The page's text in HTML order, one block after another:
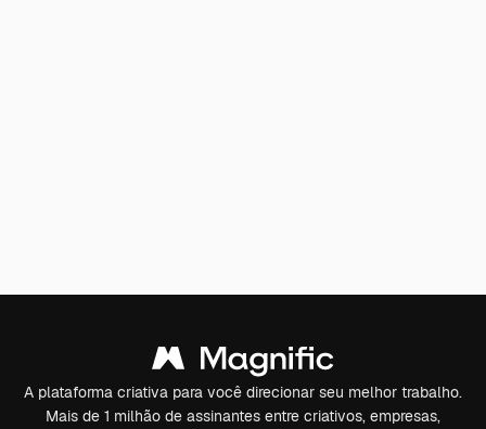
A plataforma criativa para você direcionar seu melhor trabalho.
Mais de 1 milhão de assinantes entre criativos, empresas,